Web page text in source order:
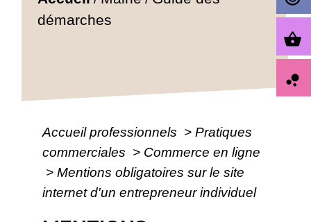
démarches
Accueil professionnels > Pratiques
commerciales > Commerce en ligne
> Mentions obligatoires sur le site
internet d'un entrepreneur individuel
shopping_basket
bubble_chart